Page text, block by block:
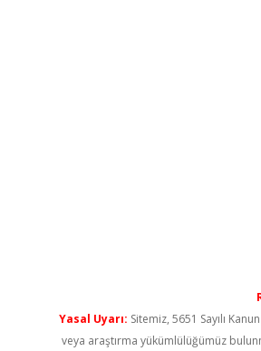
Yasal Uyarı: Sitemiz, 5651 Sayılı
veya araştırma yükümlülüğümüz